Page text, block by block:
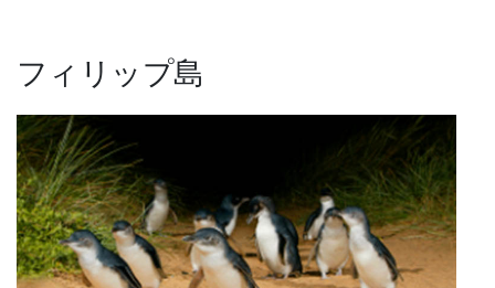
フィリップ島